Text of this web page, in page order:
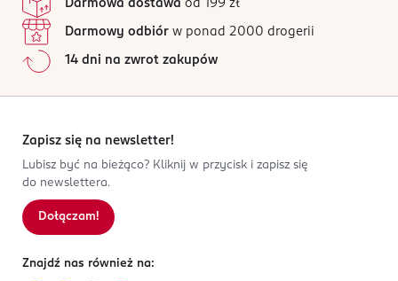
48426139700
DE-Niemcy
Kod EAN
Wszystkie opinie są zweryfikowane zakupem.
4
0%
2
1
0%
Sortowanie wg
Darmowa dostawa od 199 zł
Darmowy odbiór w ponad 2000 drogerii
14 dni na zwrot zakupów
Zapisz się na newsletter!
Lubisz być na bieżąco? Kliknij w przycisk i zapisz się
do newslettera.
Dołączam!
Znajdź nas również na: